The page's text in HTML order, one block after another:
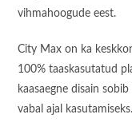
vihmahoogude eest.
City Max on ka
100% taaskasutatud
kaasaegne disain
vabal ajal kasutamiseks.